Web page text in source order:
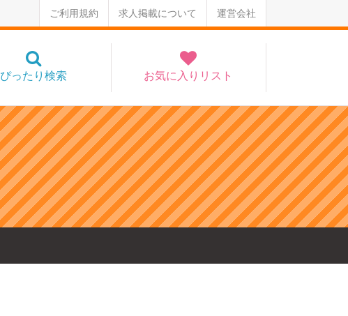
ご利用規約 求人掲載について 運営会社
ぴったり検索 お気に入りリスト